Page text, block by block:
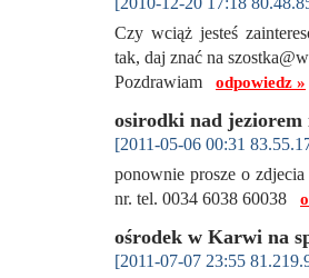
Czy wciąż jesteś
tak, daj znać na
Pozdrawiam odpowiedz »
osirodki nad
[2011-05-06 00:31
ponownie prosze o
nr. tel. 0034 6038 60038
ośrodek w Karwi na
[2011-07-07 23:55